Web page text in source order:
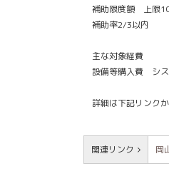
補助限度額 上限
補助率2/3以内
主な対象経費
設備等購入費 シ
詳細は下記リンク
関連リンク 岡